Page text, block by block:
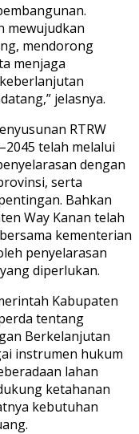
mewujudkan
mendorong
menjaga
jelasnya.
RTRW
telah melalui
dengan
serta
Bahkan
Way Kanan telah
kementerian
penyelarasan
diperlukan.
Kabupaten
tentang
Berkelanjutan
instrumen hukum
lahan
ketahanan
kebutuhan